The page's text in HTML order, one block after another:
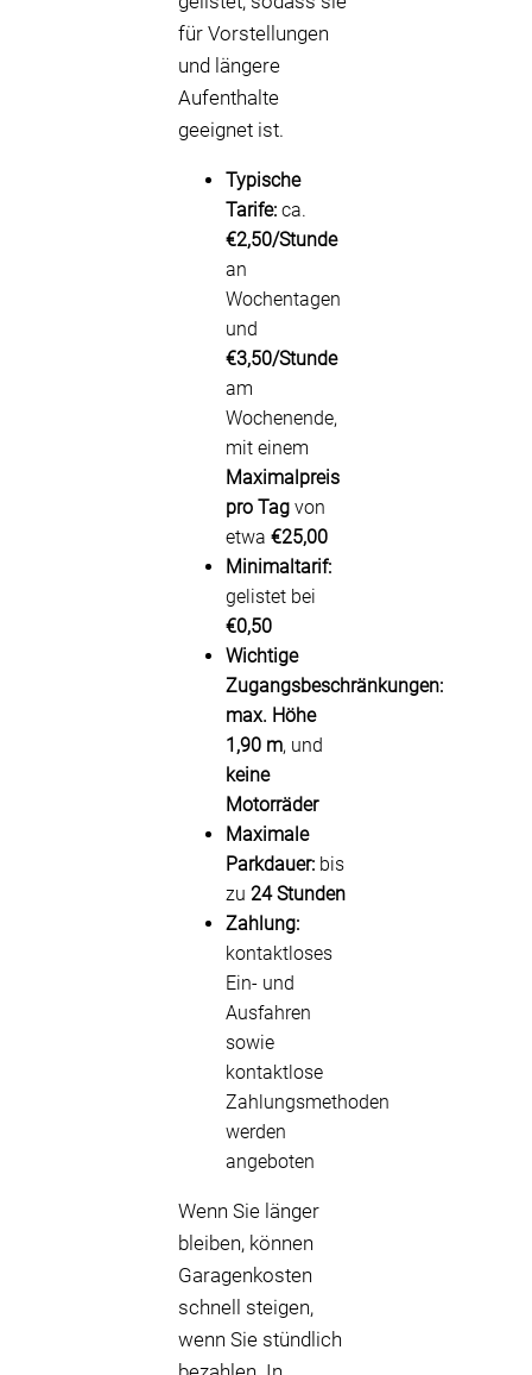
für Vorstellungen
und längere
Aufenthalte
geeignet ist.
Typische
Tarife: ca.
€2,50/Stunde
an
Wochentagen
und
€3,50/Stunde
am
Wochenende,
mit einem
Maximalpreis
pro Tag von
etwa €25,00
Minimaltarif:
gelistet bei
€0,50
Wichtige
Zugangsbeschränkungen:
max. Höhe
1,90 m, und
keine
Motorräder
Maximale
Parkdauer: bis
zu 24 Stunden
Zahlung:
kontaktloses
Ein- und
Ausfahren
sowie
kontaktlose
Zahlungsmethoden
werden
angeboten
Wenn Sie länger
bleiben, können
Garagenkosten
schnell steigen,
wenn Sie stündlich